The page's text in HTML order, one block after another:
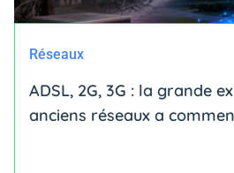
Réseaux
ADSL, 2G, 3G : la grande
anciens réseaux a